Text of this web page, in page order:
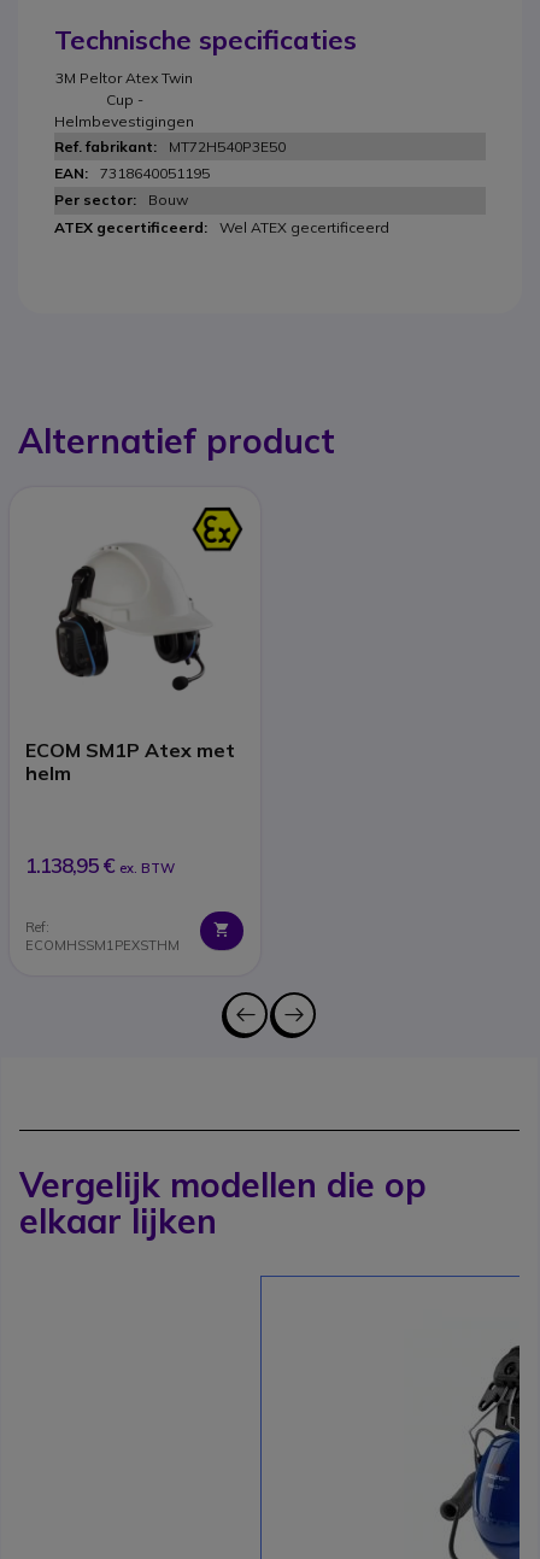
Technische specificaties
3M Peltor Atex Twin
Cup -
Helmbevestigingen
MT72H540P3E50
7318640051195
Bouw
Wel ATEX gecertificeerd
Alternatief product
ECOM SM1P Atex met
helm
1.138,95 € ex. BTW
Ref:
ECOMHSSM1PEXSTHM
Vergelijk modellen die op
elkaar lijken